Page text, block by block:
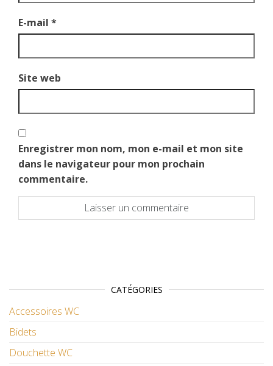
E-mail *
Site web
Enregistrer mon nom, mon e-mail et mon site
dans le navigateur pour mon prochain
commentaire.
CATÉGORIES
Accessoires WC
Bidets
Douchette WC